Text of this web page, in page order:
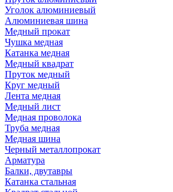
Уголок алюминиевый
Алюминиевая шина
Медный прокат
Чушка медная
Катанка медная
Медный квадрат
Пруток медный
Круг медный
Лента медная
Медный лист
Медная проволока
Труба медная
Медная шина
Черный металлопрокат
Арматура
Балки, двутавры
Катанка стальная